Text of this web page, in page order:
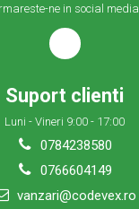
ne in social media
Suport clienti
Luni - Vineri 9:00 - 17:00
0784238580
0766604149
vanzari@codevex.ro